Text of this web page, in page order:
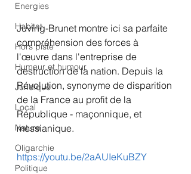
Energies
Habitat
Hors piste
Humeur et humour
Juridique
Local
Nature
Oligarchie
Politique
Juving-Brunet montre ici sa parfaite
compréhension des forces à
l'œuvre dans l'entreprise de
destruction de la nation. Depuis la
Révolution, synonyme de disparition
de la France au profit de la
République - maçonnique, et
messianique.
https://youtu.be/2aAUIeKuBZY